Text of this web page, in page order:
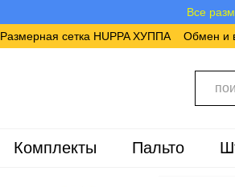
Все
Размерная сетка HUPPA ХУППА Обмен и
Комплекты Пальто